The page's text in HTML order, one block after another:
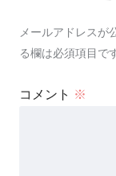
メールアドレスが
る欄は必須項目で
コメント ※